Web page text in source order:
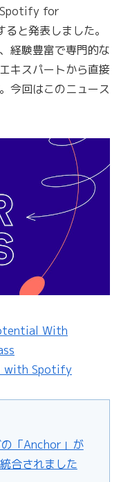
Spotify for
と発表しました。
経験豊富で専門的な
キスパートから直接
今回はこのニュース
With
with Spotify
「Anchor」が
合されました